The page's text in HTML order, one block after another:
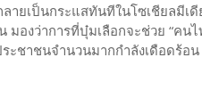
ายเป็นกระแสทันทีในโซเชียลมีเ
องว่าการที่บุ๋มเลือกจะช่วย “คน
ะชาชนจำนวนมากกำลังเดือดร้อน